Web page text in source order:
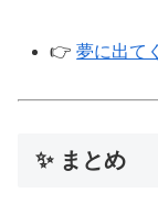
👉夢に出て
✨ まとめ